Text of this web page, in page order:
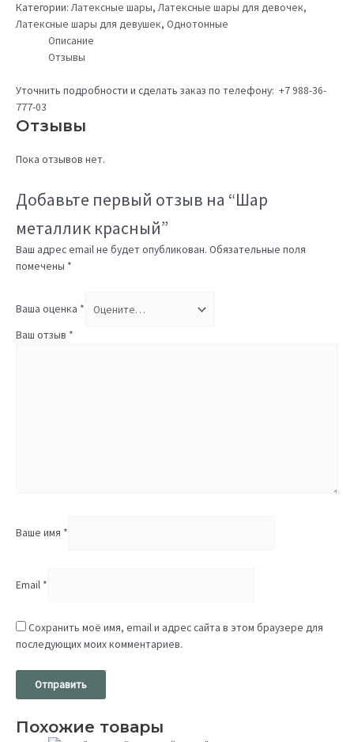
Категории:Латексные шары,Латексные шары для девочек,
Латексные шары для девушек, Однотонные
Описание
Отзывы
Уточнить подробности и сделать заказ по телефону: +7 988-36-
777-03
Отзывы
Пока отзывов нет.
Добавьте первый отзыв на “Шар
металлик красный”
Ваш адрес email не будет опубликован. Обязательные поля
помечены *
Ваша оценка *
Ваш отзыв *
Ваше имя *
Email *
Сохранить моё имя, email и адрес сайта в этом браузере для
последующих моих комментариев.
Похожие товары